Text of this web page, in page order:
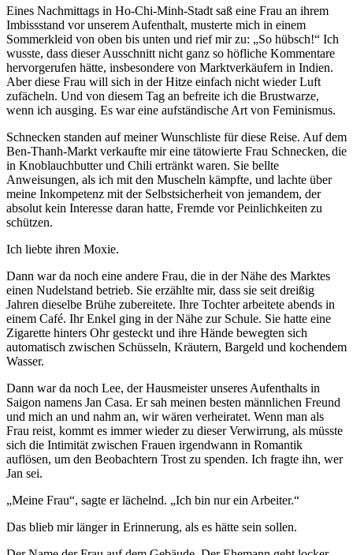
Eines Nachmittags in Ho-Chi-Minh-Stadt saß eine Frau an ihrem
Imbissstand vor unserem Aufenthalt, musterte mich in einem
Sommerkleid von oben bis unten und rief mir zu: „So hübsch!“ Ich
wusste, dass dieser Ausschnitt nicht ganz so höfliche Kommentare
hervorgerufen hätte, insbesondere von Marktverkäufern in Indien.
Aber diese Frau will sich in der Hitze einfach nicht wieder Luft
zufächeln. Und von diesem Tag an befreite ich die Brustwarze,
wenn ich ausging. Es war eine aufständische Art von Feminismus.
Schnecken standen auf meiner Wunschliste für diese Reise. Auf dem
Ben-Thanh-Markt verkaufte mir eine tätowierte Frau Schnecken, die
in Knoblauchbutter und Chili ertränkt waren. Sie bellte
Anweisungen, als ich mit den Muscheln kämpfte, und lachte über
meine Inkompetenz mit der Selbstsicherheit von jemandem, der
absolut kein Interesse daran hatte, Fremde vor Peinlichkeiten zu
schützen.
Ich liebte ihren Moxie.
Dann war da noch eine andere Frau, die in der Nähe des Marktes
einen Nudelstand betrieb. Sie erzählte mir, dass sie seit dreißig
Jahren dieselbe Brühe zubereitete. Ihre Tochter arbeitete abends in
einem Café. Ihr Enkel ging in der Nähe zur Schule. Sie hatte eine
Zigarette hinters Ohr gesteckt und ihre Hände bewegten sich
automatisch zwischen Schüsseln, Kräutern, Bargeld und kochendem
Wasser.
Dann war da noch Lee, der Hausmeister unseres Aufenthalts in
Saigon namens Jan Casa. Er sah meinen besten männlichen Freund
und mich an und nahm an, wir wären verheiratet. Wenn man als
Frau reist, kommt es immer wieder zu dieser Verwirrung, als müsste
sich die Intimität zwischen Frauen irgendwann in Romantik
auflösen, um den Beobachtern Trost zu spenden. Ich fragte ihn, wer
Jan sei.
„Meine Frau“, sagte er lächelnd. „Ich bin nur ein Arbeiter.“
Das blieb mir länger in Erinnerung, als es hätte sein sollen.